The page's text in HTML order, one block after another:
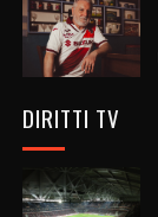
DIRITTI TV